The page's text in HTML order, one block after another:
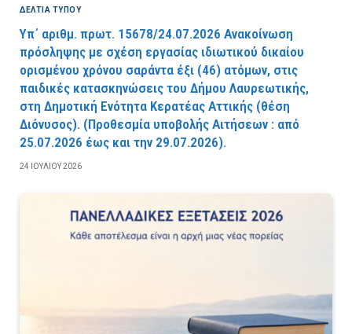
ΔΕΛΤΙΑ ΤΥΠΟΥ
Υπ΄ αριθμ. πρωτ. 15678/24.07.2026 Ανακοίνωση
πρόσληψης με σχέση εργασίας ιδιωτικού δικαίου
ορισμένου χρόνου σαράντα έξι (46) ατόμων, στις
παιδικές κατασκηνώσεις του Δήμου Λαυρεωτικής,
στη Δημοτική Ενότητα Κερατέας Αττικής (θέση
Διόνυσος). (Προθεσμία υποβολής Αιτήσεων : από
25.07.2026 έως και την 29.07.2026).
24 ΙΟΥΛΊΟΥ 2026